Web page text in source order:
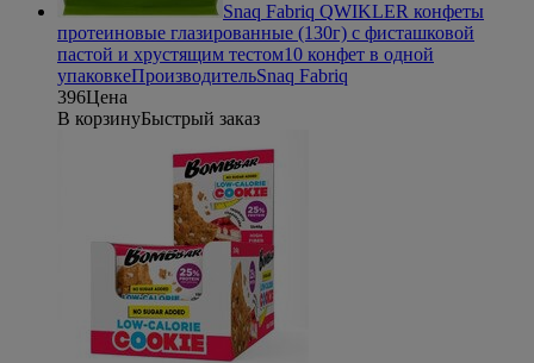
Snaq Fabriq QWIKLER конфеты
протеиновые глазированные (130г) с фисташковой
пастой и хрустящим тестом10 конфет в одной
упаковкеПроизводительSnaq Fabriq
396Цена
В корзинуБыстрый заказ